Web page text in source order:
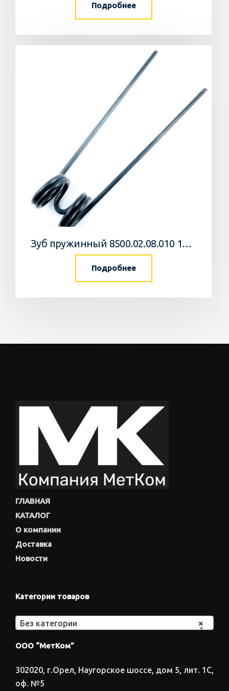
Подробнее
Зуб пружинный 8500.02.08.010 10 Агромастер
Подробнее
ГЛАВНАЯ
КАТАЛОГ
О компании
Доставка
Новости
Категории товаров
×
Без категории
ООО “МетКом”
302020, г.Орел, Наугорское шоссе, дом 5, лит. 1С,
оф. №5